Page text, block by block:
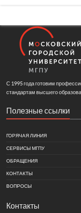
С 1995 года готовим
стандартам высшего
Полезные ссылки
ГОРЯЧАЯ ЛИНИЯ
СЕРВИСЫ МГПУ
ОБРАЩЕНИЯ
КОНТАКТЫ
ВОПРОСЫ
Контакты